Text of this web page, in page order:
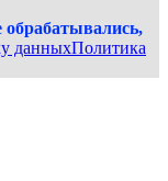
данныхПолитика